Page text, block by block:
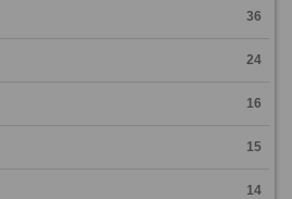
36
24
16
15
14